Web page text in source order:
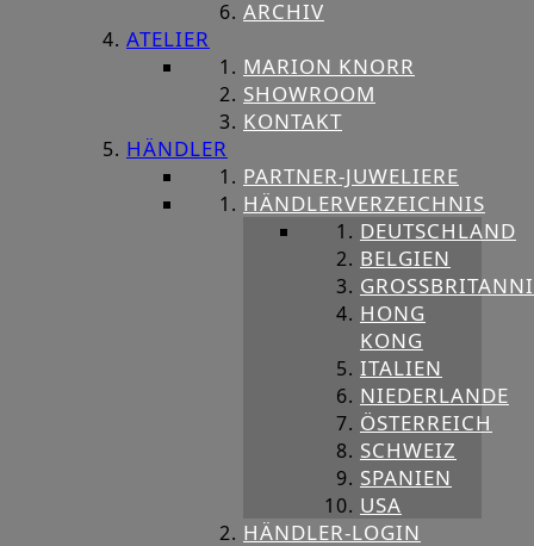
ARCHIV
ATELIER
MARION KNORR
SHOWROOM
KONTAKT
HÄNDLER
PARTNER-JUWELIERE
HÄNDLERVERZEICHNIS
DEUTSCHLAND
BELGIEN
HONG
KONG
ITALIEN
NIEDERLANDE
ÖSTERREICH
SCHWEIZ
SPANIEN
USA
HÄNDLER-LOGIN